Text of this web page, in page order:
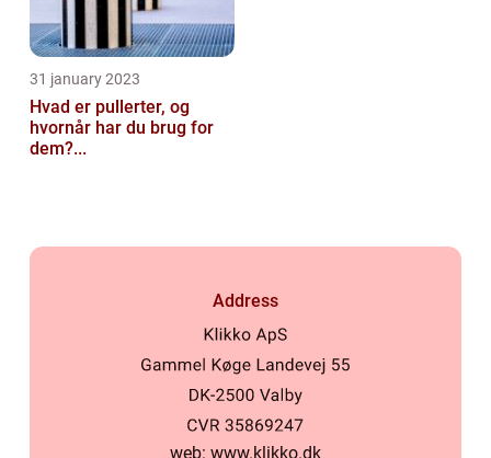
31 january 2023
Hvad er pullerter, og
hvornår har du brug for
dem?...
Address
web: www.klikko.dk